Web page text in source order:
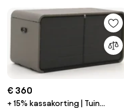
€ 360
+ 15% kassakorting | Tuin